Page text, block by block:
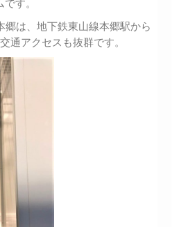
す。
郷は、地下鉄東山線本郷駅から
通アクセスも抜群です。